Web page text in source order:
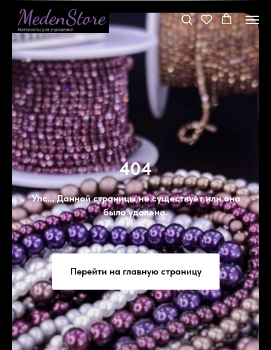
404
Упс... Данной страницы не существует или она
была удалена.
Перейти на главную страницу